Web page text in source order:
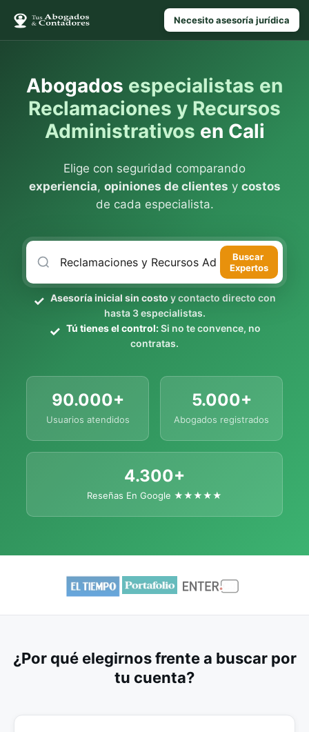
Necesito asesoría jurídica
Abogados especialistas en
Reclamaciones y Recursos
Administrativos en Cali
Elige con seguridad comparando
experiencia, opiniones de clientes y costos
de cada especialista.
Buscar
Expertos
Asesoría inicial sin costo y contacto directo con
hasta 3 especialistas.
Tú tienes el control:Si no te convence, no
contratas.
90.000+
Usuarios atendidos
5.000+
Abogados registrados
4.300+
Reseñas En Google ★★★★★
¿Por qué elegirnos frente a buscar por
tu cuenta?